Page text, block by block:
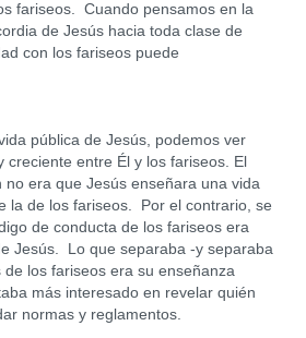
fariseos. Cuando pensamos en la
de Jesús hacia toda clase de
con los fariseos puede
pública de Jesús, podemos ver
creciente entre Él y los fariseos. El
no era que Jesús enseñara una vida
la de los fariseos. Por el contrario, se
de conducta de los fariseos era
Jesús. Lo que separaba -y separaba
los fariseos era su enseñanza
más interesado en revelar quién
normas y reglamentos.